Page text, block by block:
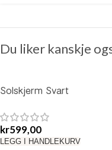
Du liker kanskje
Solskjerm Svart
kr599,00
LEGG I HANDLEKURV